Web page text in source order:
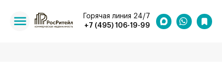
+7 (495) 106-19-99
Горячая линия 24/7